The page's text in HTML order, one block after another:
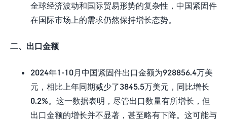
全球经济波动和国际贸易形势的复杂性，中国紧固件
在国际市场上的需求仍然保持增长态势。
二、出口金额
2024年1-10月中国紧固件出口金额为928856.4万美
元，相比上年同期减少了3845.5万美元，同比增长
0.2%。这一数据表明，尽管出口数量有所增长，但
出口金额的增长并不显著，甚至略有下降。这可能与